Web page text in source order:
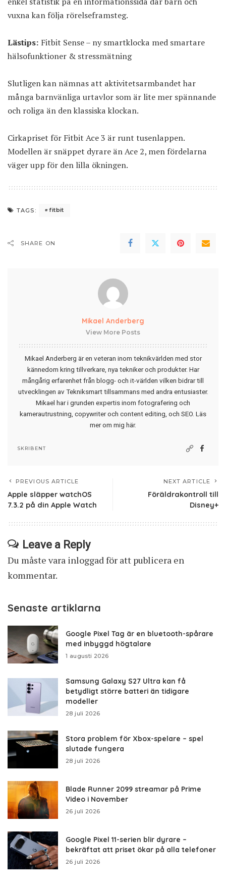
vuxna kan följa rörelseframsteg.
Lästips: Fitbit Sense – ny smartklocka med smartare
hälsofunktioner & stressmätning
Slutligen kan nämnas att aktivitetsarmbandet har
många barnvänliga urtavlor som är lite mer spännande
och roliga än den klassiska klockan.
Cirkapriset för Fitbit Ace 3 är runt tusenlappen.
Modellen är snäppet dyrare än Ace 2, men fördelarna
väger upp för den lilla ökningen.
TAGS: fitbit
SHARE ON
Mikael Anderberg
View More Posts
Mikael Anderberg är en veteran inom teknikvärlden med stor
kännedom kring tillverkare, nya tekniker och produkter. Har
mångårig erfarenhet från blogg- och it-världen vilken bidrar till
utvecklingen av Tekniksmart tillsammans med andra entusiaster.
Mikael har i grunden expertis inom fotografering och
kamerautrustning, copywriter och content editing, och SEO. Läs
mer om mig här.
SKRIBENT
PREVIOUS ARTICLE
Apple släpper watchOS
7.3.2 på din Apple Watch
NEXT ARTICLE
Föräldrakontroll till
Disney+
Leave a Reply
Du måste vara inloggadför att publicera en
kommentar.
Senaste artiklarna
Google Pixel Tag är en bluetooth-spårare
med inbyggd högtalare
1 augusti 2026
Samsung Galaxy S27 Ultra kan få
betydligt större batteri än tidigare
modeller
28 juli 2026
Stora problem för Xbox-spelare – spel
slutade fungera
28 juli 2026
Blade Runner 2099 streamar på Prime
Video i November
26 juli 2026
Google Pixel 11-serien blir dyrare –
bekräftat att priset ökar på alla telefoner
26 juli 2026